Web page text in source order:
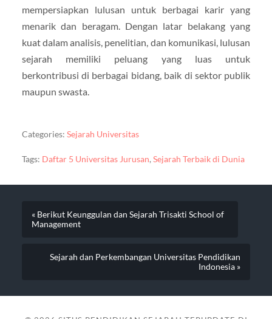
mempersiapkan lulusan untuk berbagai karir yang
menarik dan beragam. Dengan latar belakang yang
kuat dalam analisis, penelitian, dan komunikasi, lulusan
sejarah memiliki peluang yang luas untuk
berkontribusi di berbagai bidang, baik di sektor publik
maupun swasta.
Categories: Sejarah Universitas
Tags: Daftar 5 Universitas Jurusan, Sejarah Terbaik di Dunia
« Berikut Keunggulan dan Sejarah Trisakti School of
Management
Sejarah dan Perkembangan Universitas Pendidikan
Indonesia »